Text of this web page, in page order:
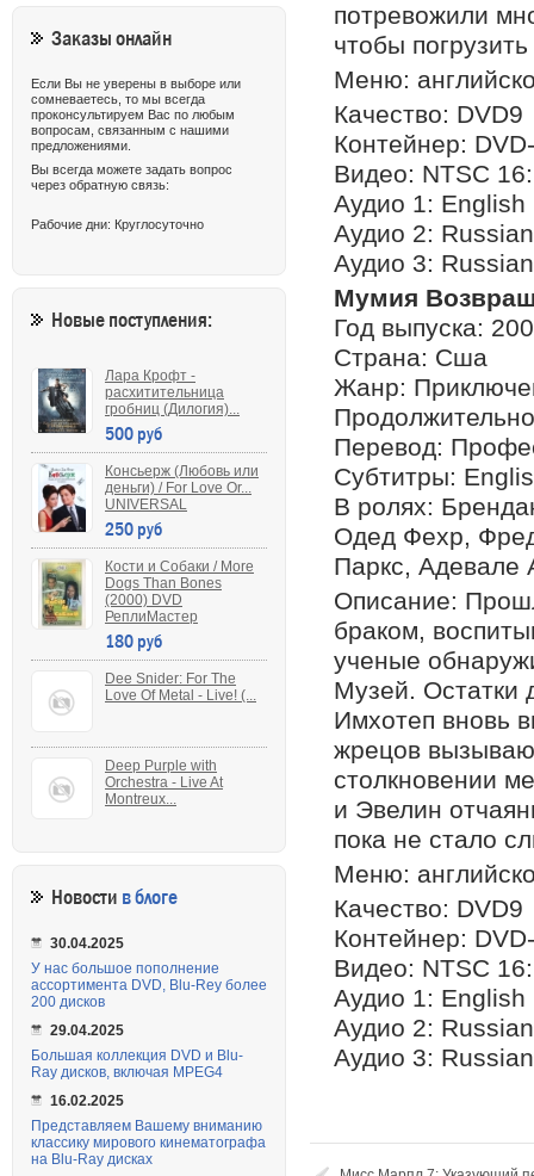
потревожили
чтобы
Меню:
Качество: DVD9
Контейнер:
Видео: NTSC
Аудио 1: English
Аудио 2:
Аудио 3:
Мумия
Год выпуска:
Страна: Сша
Жанр:
Перевод:
Субтитры:
В ролях:
Одед Фехр,
Паркc, Адевале
Описание:
браком,
ученые
Музей. Остатки
Имхотеп вновь
жрецов
столкновении
и Эвелин
пока не стало
Меню:
Качество: DVD9
Контейнер:
Видео: NTSC
Аудио 1: English
Аудио 2:
Аудио 3:
Заказы онлайн
Если Вы не уверены в выборе или
сомневаетесь, то мы всегда
проконсультируем Вас по любым
вопросам, связанным с нашими
предложениями.
Вы всегда можете задать вопрос
через обратную связь:
Рабочие дни: Круглосуточно
Новые поступления:
Лара Крофт -
расхитительница
гробниц (Дилогия)...
500 руб
Консьерж (Любовь или
деньги) / For Love Or...
UNIVERSAL
250 руб
Кости и Собаки / More
Dogs Than Bones
(2000) DVD
РеплиМастер
180 руб
Dee Snider: For The
Love Of Metal - Live! (...
Deep Purple with
Orchestra - Live At
Montreux...
Новости в блоге
30.04.2025
У нас большое пополнение
ассортимента DVD, Blu-Rey более
200 дисков
29.04.2025
Большая коллекция DVD и Blu-
Ray дисков, включая MPEG4
16.02.2025
Представляем Вашему вниманию
классику мирового кинематографа
на Blu-Ray дисках